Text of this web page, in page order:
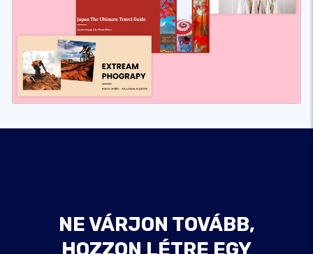
NE VÁRJON TOVÁBB,
HOZZON LÉTRE EGY